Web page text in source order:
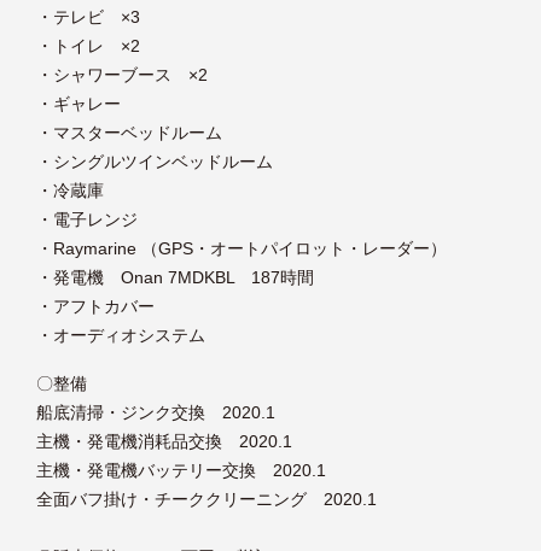
・テレビ ×3
・トイレ ×2
・シャワーブース ×2
・ギャレー
・マスターベッドルーム
・シングルツインベッドルーム
・冷蔵庫
・電子レンジ
・Raymarine （GPS・オートパイロット・レーダー）
・発電機 Onan 7MDKBL 187時間
・アフトカバー
・オーディオシステム
〇整備
船底清掃・ジンク交換 2020.1
主機・発電機消耗品交換 2020.1
主機・発電機バッテリー交換 2020.1
全面バフ掛け・チーククリーニング 2020.1